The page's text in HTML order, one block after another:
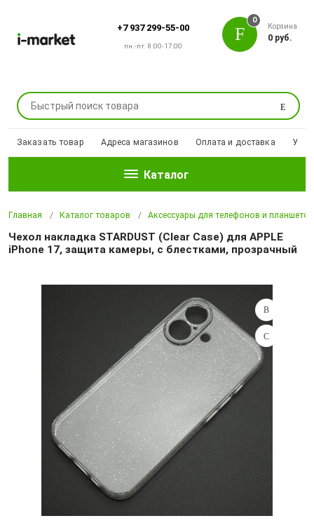
+7 937 299-55-00
пн.-пт. 8:00-17:00
Поиск
0
Корзина
0 руб.
Заказать товар Адреса магазинов Оплата и доставка
Каталог
Главная Каталог товаров Аксессуары для телефонов и планшетов
Чехол накладка STARDUST (Clear Case) для APPLE
iPhone 17, защита камеры, с блестками, прозрачный